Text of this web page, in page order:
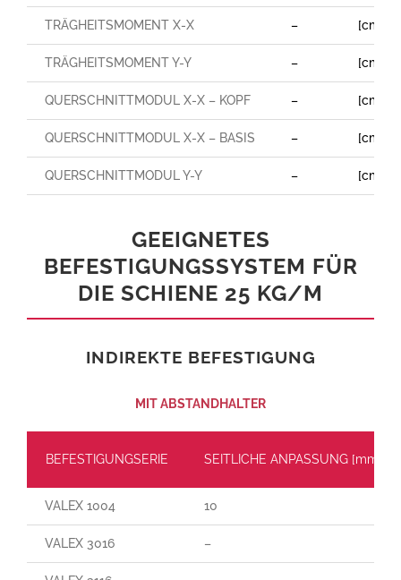
TRÄGHEITSMOMENT X-X – [cm⁴]
TRÄGHEITSMOMENT Y-Y – [cm⁴]
QUERSCHNITTMODUL X-X – KOPF – [cm³]
QUERSCHNITTMODUL X-X – BASIS – [cm³]
QUERSCHNITTMODUL Y-Y – [cm³]
GEEIGNETES
BEFESTIGUNGSSYSTEM FÜR
DIE SCHIENE 25 KG/M
INDIREKTE BEFESTIGUNG
MIT ABSTANDHALTER
BEFESTIGUNGSERIE SEITLICHE ANPASSUNG [mm]
VALEX 1004 10
VALEX 3016 –